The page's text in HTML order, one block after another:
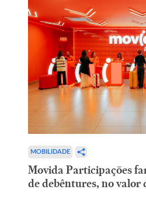
MOBILIDADE
Movida Participações
de debêntures, no valor